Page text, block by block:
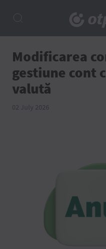
Modificarea
gestiune cont
valută
02 July 2026